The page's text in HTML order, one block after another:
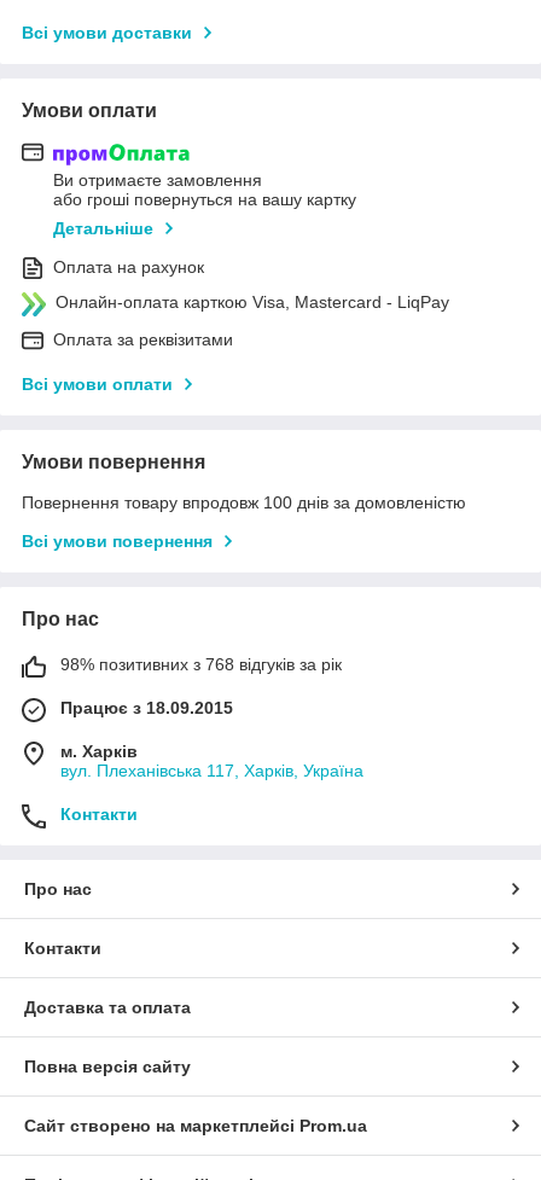
Всі умови доставки
Умови оплати
Ви отримаєте замовлення
або гроші повернуться на вашу картку
Детальніше
Оплата на рахунок
Онлайн-оплата карткою Visa, Mastercard - LiqPay
Оплата за реквізитами
Всі умови оплати
Умови повернення
Повернення товару впродовж 100 днів за домовленістю
Всі умови повернення
Про нас
98% позитивних з 768 відгуків за рік
Працює з 18.09.2015
м. Харків
вул. Плеханівська 117, Харків, Україна
Контакти
Про нас
Контакти
Доставка та оплата
Повна версія сайту
Сайт створено на маркетплейсі Prom.ua